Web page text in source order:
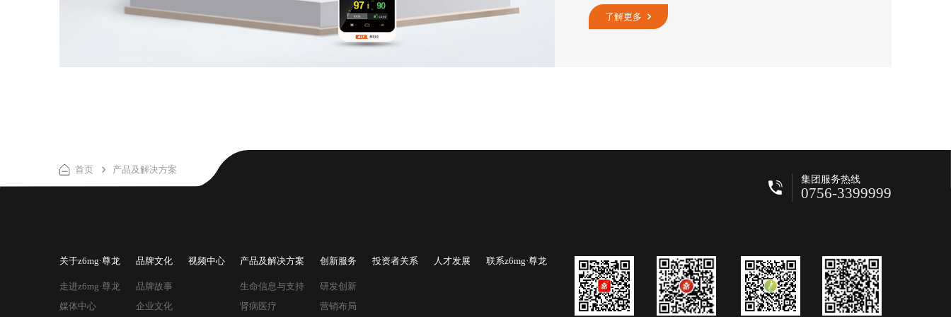
了解更多
首页 产品及解决方案
集团服务热线
0756-3399999
关于z6mg·尊龙
走进z6mg·尊龙
媒体中心
品牌文化
品牌故事
企业文化
视频中心 产品及解决方案
生命信息与支持
肾病医疗
创新服务
研发创新
营销布局
投资者关系 人才发展 联系z6mg·尊龙